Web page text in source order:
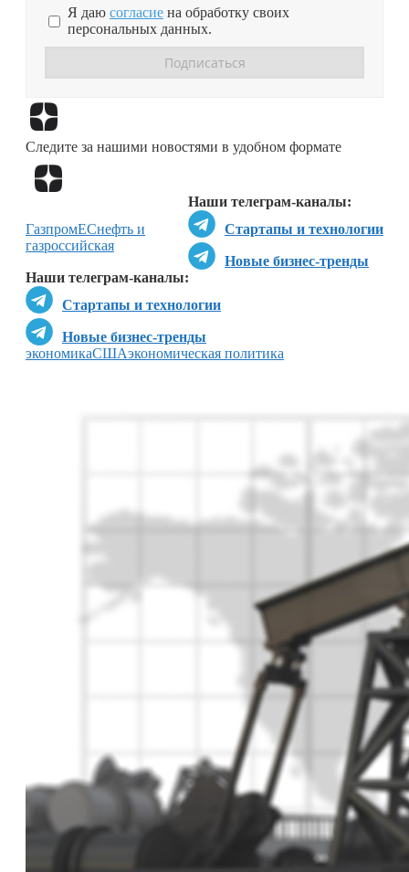
Я даю согласие на обработку своих
персональных данных.
Следите за нашими новостями в удобном формате
Наши телеграм-каналы:
Стартапы и технологии
Новые бизнес-тренды
Наши телеграм-каналы:
Стартапы и технологии
Новые бизнес-тренды
ГазпромЕСнефть и
газроссийская
экономикаСШАэкономическая политика